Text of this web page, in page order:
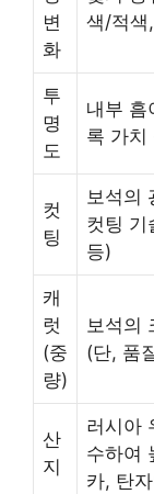
변
화
색/적색
투
명
도
내부 흠
록 가치
컷
팅
보석의
컷팅 기
등)
캐
럿
(중
량)
보석의
(단, 품
산
지
러시아
수하여
카, 탄